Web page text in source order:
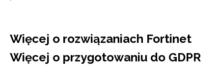
Więcej o rozwiązaniach Fortinet
Więcej o przygotowaniu do GDPR